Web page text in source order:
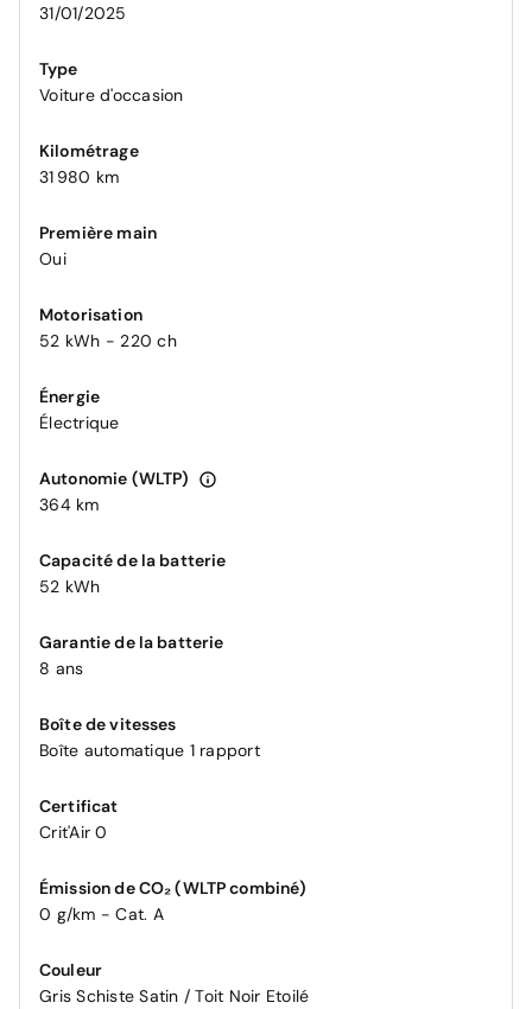
31/01/2025
Type
Voiture d'occasion
Kilométrage
31 980 km
Première main
Oui
Motorisation
52 kWh - 220 ch
Énergie
Électrique
Autonomie (WLTP)
364 km
Capacité de la batterie
52 kWh
Garantie de la batterie
8 ans
Boîte de vitesses
Boîte automatique 1 rapport
Certificat
Crit'Air 0
Émission de CO₂ (WLTP combiné)
0 g/km - Cat. A
Couleur
Gris Schiste Satin / Toit Noir Etoilé